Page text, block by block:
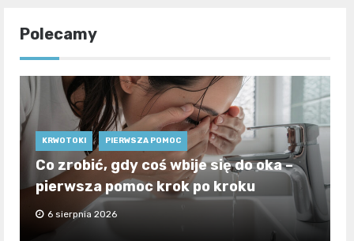
Polecamy
KRWOTOKI PIERWSZA POMOC
Co zrobić, gdy coś wbije się do oka –
pierwsza pomoc krok po kroku
6 sierpnia 2026